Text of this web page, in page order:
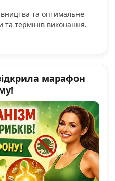
та оптимальне
та термінів виконання.
марафон